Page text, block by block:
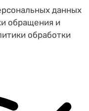
данных
обращения и
обработки